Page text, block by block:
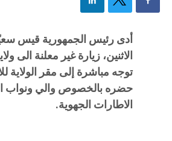
أدى رئيس الجمهورية قيس
الاثنين، زيارة غير معلنة الى
توجه مباشرة إلى مقر الولاية
حضره بالخصوص والي ونواب
الاطارات الجهوية.